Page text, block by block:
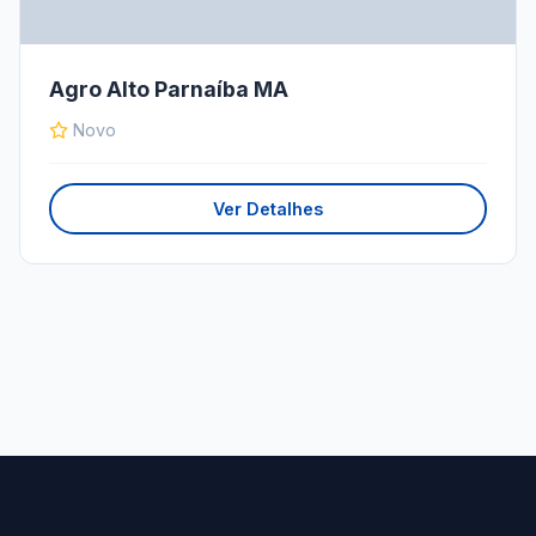
Agro Alto Parnaíba MA
Novo
Ver Detalhes